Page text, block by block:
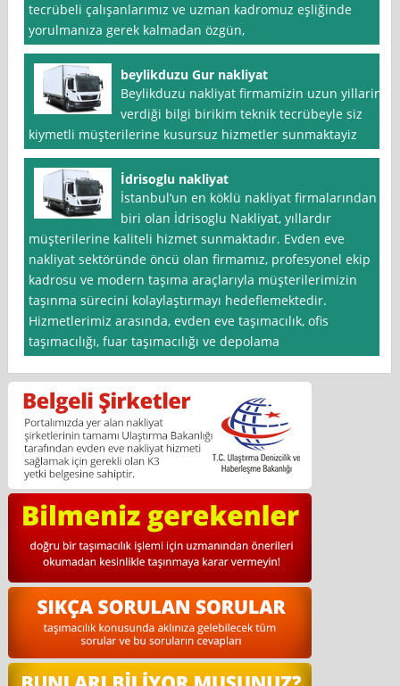
tecrübeli çalışanlarımız ve uzman kadromuz eşliğinde
yorulmanıza gerek kalmadan özgün,
beylikduzu Gur nakliyat
Beylikduzu nakliyat firmamizin uzun yillarin
verdiği bilgi birikim teknik tecrübeyle siz
kiymetli müşterilerine kusursuz hizmetler sunmaktayiz
İdrisoglu nakliyat
İstanbul‘un en köklü nakliyat firmalarından
biri olan İdrisoglu Nakliyat, yıllardır
müşterilerine kaliteli hizmet sunmaktadır. Evden eve
nakliyat sektöründe öncü olan firmamız, profesyonel ekip
kadrosu ve modern taşıma araçlarıyla müşterilerimizin
taşınma sürecini kolaylaştırmayı hedeflemektedir.
Hizmetlerimiz arasında, evden eve taşımacılık, ofis
taşımacılığı, fuar taşımacılığı ve depolama